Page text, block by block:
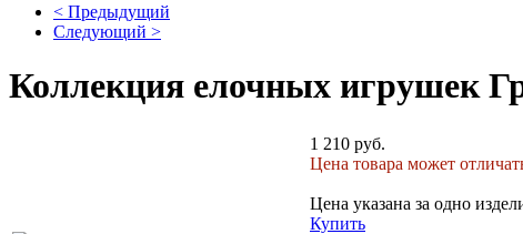
< Предыдущий
Следующий >
Коллекция елочных игрушек
1 210 руб.
Цена товара может
Цена указана за одно
Купить